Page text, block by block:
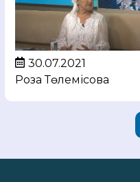
30.07.2021
Роза Төлемісова